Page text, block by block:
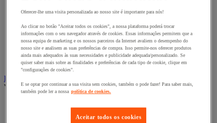
Chave de parafusos e ponta de aparafusamento
Composição de ferramentas
Cortador, tesoura e serra
Lima, folha abrasiva, plaina
Martelo e ferramentas de impacto
Torno de bancada, extrator e grampo
Ferramentas manuais profissão especializada
Ver todas as categorias
Ferramentas de canalizador
Oferecer-lhe uma visita personalizada ao nosso site é importante para nós!
Ao clicar no botão "Aceitar todos os cookies", a nossa plataforma poderá trocar
informações com o seu navegador através de cookies. Essas informações permitem que a
nossa equipa de marketing e os nossos parceiros da Internet avaliem o desempenho do
nosso site e analisem as suas preferências de compra. Isso permite-nos oferecer produtos
ainda mais adequados às suas necessidades e publicidade adequada/personalizado. Se
quiser saber mais sobre as finalidades e preferências de cada tipo de cookie, clique em
"configurações de cookies".
E se optar por continuar a sua visita sem cookies, também o pode fazer! Para saber mais,
também pode ler a nossa política de cookies.
Aceitar todos os cookies